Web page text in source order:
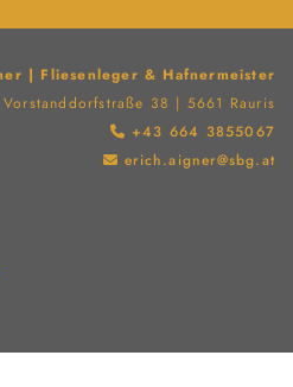
| Fliesenleger & Hafnermeister
Vorstanddorfstraße 38 | 5661 Rauris
 +43 664 3855067
 erich.aigner@sbg.at